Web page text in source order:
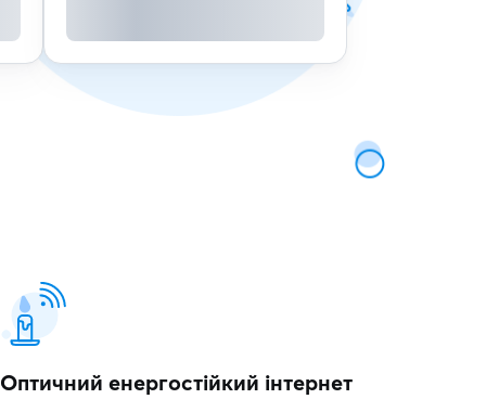
Оптичний енергостійкий інтернет